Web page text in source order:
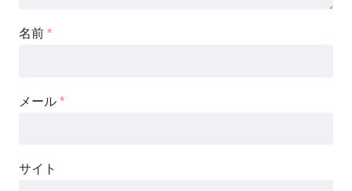
名前 *
メール *
サイト